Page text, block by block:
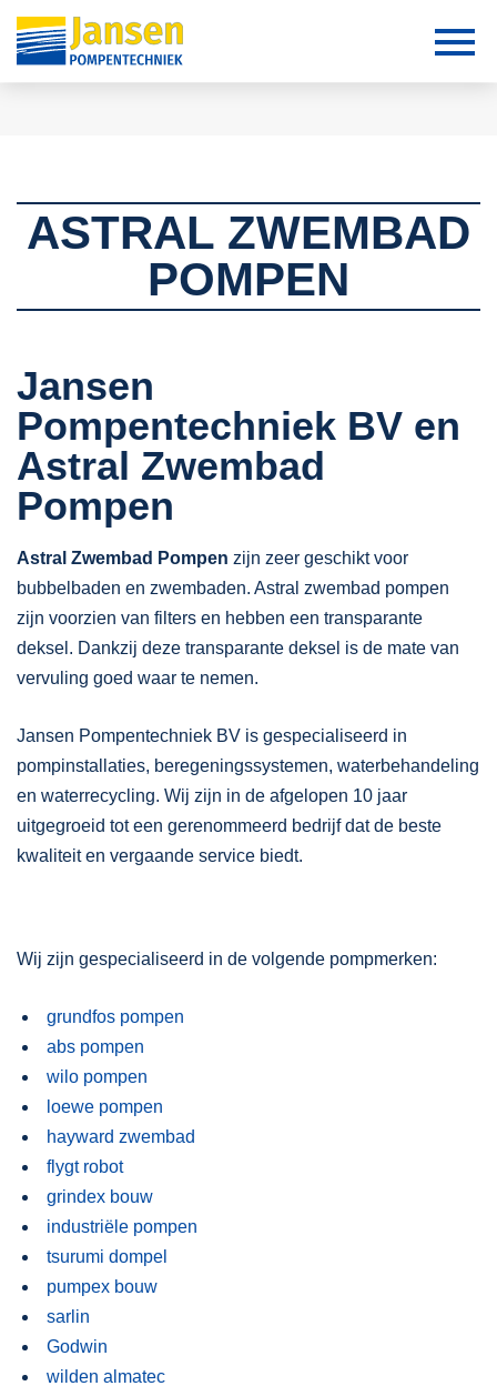
ASTRAL ZWEMBAD
POMPEN
Jansen
Pompentechniek BV en
Astral Zwembad
Pompen
Astral Zwembad Pompen zijn zeer geschikt voor
bubbelbaden en zwembaden. Astral zwembad pompen
zijn voorzien van filters en hebben een transparante
deksel. Dankzij deze transparante deksel is de mate van
vervuling goed waar te nemen.
Jansen Pompentechniek BV is gespecialiseerd in
pompinstallaties, beregeningssystemen, waterbehandeling
en waterrecycling. Wij zijn in de afgelopen 10 jaar
uitgegroeid tot een gerenommeerd bedrijf dat de beste
kwaliteit en vergaande service biedt.
Wij zijn gespecialiseerd in de volgende pompmerken:
grundfos pompen
abs pompen
wilo pompen
loewe pompen
hayward zwembad
flygt robot
grindex bouw
industriële pompen
tsurumi dompel
pumpex bouw
sarlin
Godwin
wilden almatec